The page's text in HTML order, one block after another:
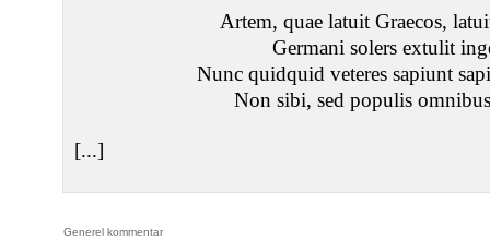
Artem, quae latuit Graecos,
Germani solers extulit
Nunc quidquid veteres sapiunt
Non sibi, sed populis
[...]
Generel kommentar